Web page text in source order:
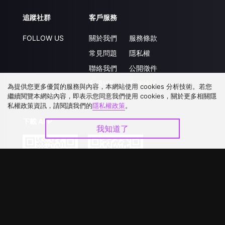
追蹤社群
FOLLOW US
客戶服務
關於我們
常見問題
聯絡我們
升級VIP
服務條款
隱私權
公開徵件
合作洽談
下載 APP
為提供您更多優質的服務與內容，本網站使用 cookies 分析技術。若您
繼續閱覽本網站內容，即表示您同意我們使用 cookies，關於更多相關隱
私權政策資訊，請閱讀我們的隱私權政策。
我知道了